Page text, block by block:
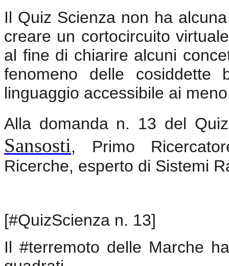
Il Quiz Scienza non ha
creare un cortocircuito
al fine di chiarire alcuni
fenomeno delle
linguaggio accessibile ai
Alla domanda n. 13 del
Sansosti, Primo
Ricerche, esperto di Sistemi
[#QuizScienza n. 13]
Il #terremoto delle Marche